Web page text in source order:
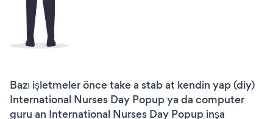
Bazı işletmeler önce take a stab at kendin yap (diy)
International Nurses Day Popup ya da computer
guru an International Nurses Day Popup inşa